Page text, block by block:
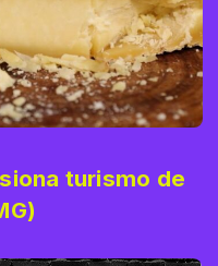
turismo de